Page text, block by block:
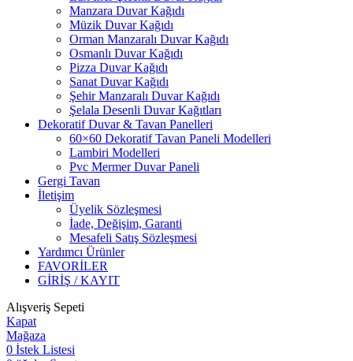
Manzara Duvar Kağıdı
Müzik Duvar Kağıdı
Orman Manzaralı Duvar Kağıdı
Osmanlı Duvar Kağıdı
Pizza Duvar Kağıdı
Sanat Duvar Kağıdı
Şehir Manzaralı Duvar Kağıdı
Şelala Desenli Duvar Kağıtları
Dekoratif Duvar & Tavan Panelleri
60×60 Dekoratif Tavan Paneli Modelleri
Lambiri Modelleri
Pvc Mermer Duvar Paneli
Gergi Tavan
İletişim
Üyelik Sözleşmesi
İade, Değişim, Garanti
Mesafeli Satış Sözleşmesi
Yardımcı Ürünler
FAVORİLER
GİRİŞ / KAYIT
Alışveriş Sepeti
Kapat
Mağaza
0 İstek Listesi